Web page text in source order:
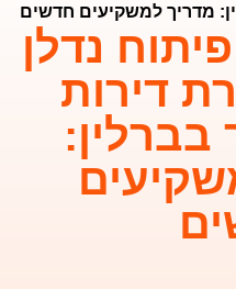
מדריך למשקיעים חדשים
נדלן
דירות
בברלין: